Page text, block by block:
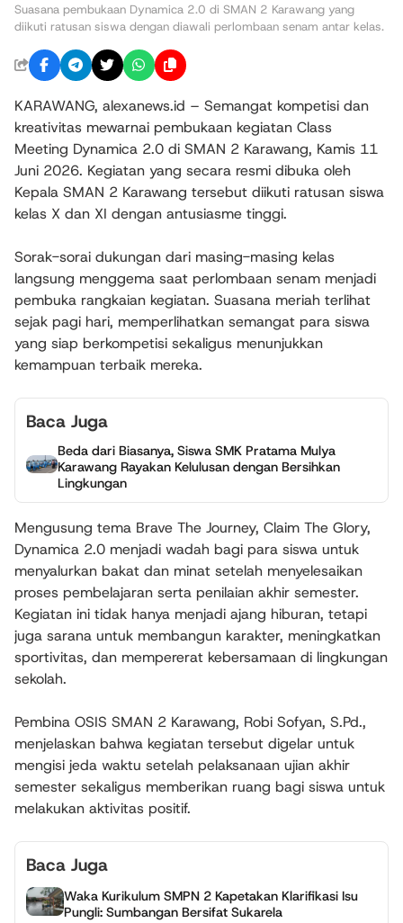
Suasana pembukaan Dynamica 2.0 di SMAN 2 Karawang yang
diikuti ratusan siswa dengan diawali perlombaan senam antar kelas.
KARAWANG, alexanews.id – Semangat kompetisi dan
kreativitas mewarnai pembukaan kegiatan Class
Meeting Dynamica 2.0 di SMAN 2 Karawang, Kamis 11
Juni 2026. Kegiatan yang secara resmi dibuka oleh
Kepala SMAN 2 Karawang tersebut diikuti ratusan siswa
kelas X dan XI dengan antusiasme tinggi.
Sorak-sorai dukungan dari masing-masing kelas
langsung menggema saat perlombaan senam menjadi
pembuka rangkaian kegiatan. Suasana meriah terlihat
sejak pagi hari, memperlihatkan semangat para siswa
yang siap berkompetisi sekaligus menunjukkan
kemampuan terbaik mereka.
Baca Juga
Beda dari Biasanya, Siswa SMK Pratama Mulya
Karawang Rayakan Kelulusan dengan Bersihkan
Lingkungan
Mengusung tema Brave The Journey, Claim The Glory,
Dynamica 2.0 menjadi wadah bagi para siswa untuk
menyalurkan bakat dan minat setelah menyelesaikan
proses pembelajaran serta penilaian akhir semester.
Kegiatan ini tidak hanya menjadi ajang hiburan, tetapi
juga sarana untuk membangun karakter, meningkatkan
sportivitas, dan mempererat kebersamaan di lingkungan
sekolah.
Pembina OSIS SMAN 2 Karawang, Robi Sofyan, S.Pd.,
menjelaskan bahwa kegiatan tersebut digelar untuk
mengisi jeda waktu setelah pelaksanaan ujian akhir
semester sekaligus memberikan ruang bagi siswa untuk
melakukan aktivitas positif.
Baca Juga
Waka Kurikulum SMPN 2 Kapetakan Klarifikasi Isu
Pungli: Sumbangan Bersifat Sukarela